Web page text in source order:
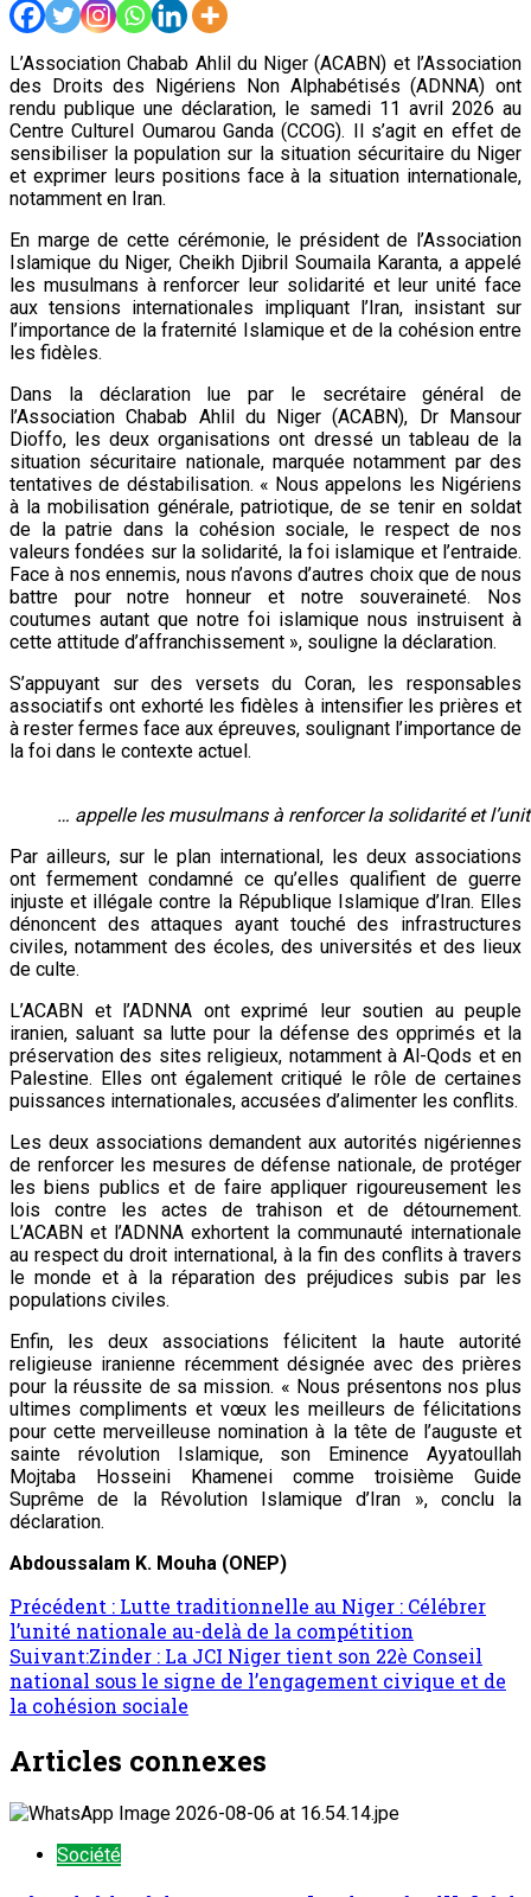
L’Association Chabab Ahlil du Niger (ACABN) et l’Association
des Droits des Nigériens Non Alphabétisés (ADNNA) ont
rendu publique une déclaration, le samedi 11 avril 2026 au
Centre Culturel Oumarou Ganda (CCOG). Il s’agit en effet de
sensibiliser la population sur la situation sécuritaire du Niger
et exprimer leurs positions face à la situation internationale,
notamment en Iran.
En marge de cette cérémonie, le président de l’Association
Islamique du Niger, Cheikh Djibril Soumaila Karanta, a appelé
les musulmans à renforcer leur solidarité et leur unité face
aux tensions internationales impliquant l’Iran, insistant sur
l’importance de la fraternité Islamique et de la cohésion entre
les fidèles.
Dans la déclaration lue par le secrétaire général de
l’Association Chabab Ahlil du Niger (ACABN), Dr Mansour
Dioffo, les deux organisations ont dressé un tableau de la
situation sécuritaire nationale, marquée notamment par des
tentatives de déstabilisation. « Nous appelons les Nigériens
à la mobilisation générale, patriotique, de se tenir en soldat
de la patrie dans la cohésion sociale, le respect de nos
valeurs fondées sur la solidarité, la foi islamique et l’entraide.
Face à nos ennemis, nous n’avons d’autres choix que de nous
battre pour notre honneur et notre souveraineté. Nos
coutumes autant que notre foi islamique nous instruisent à
cette attitude d’affranchissement », souligne la déclaration.
S’appuyant sur des versets du Coran, les responsables
associatifs ont exhorté les fidèles à intensifier les prières et
à rester fermes face aux épreuves, soulignant l’importance de
la foi dans le contexte actuel.
… appelle les musulmans à renforcer la solidarité et
Par ailleurs, sur le plan international, les deux associations
ont fermement condamné ce qu’elles qualifient de guerre
injuste et illégale contre la République Islamique d’Iran. Elles
dénoncent des attaques ayant touché des infrastructures
civiles, notamment des écoles, des universités et des lieux
de culte.
L’ACABN et l’ADNNA ont exprimé leur soutien au peuple
iranien, saluant sa lutte pour la défense des opprimés et la
préservation des sites religieux, notamment à Al-Qods et en
Palestine. Elles ont également critiqué le rôle de certaines
puissances internationales, accusées d’alimenter les conflits.
Les deux associations demandent aux autorités nigériennes
de renforcer les mesures de défense nationale, de protéger
les biens publics et de faire appliquer rigoureusement les
lois contre les actes de trahison et de détournement.
L’ACABN et l’ADNNA exhortent la communauté internationale
au respect du droit international, à la fin des conflits à travers
le monde et à la réparation des préjudices subis par les
populations civiles.
Enfin, les deux associations félicitent la haute autorité
religieuse iranienne récemment désignée avec des prières
pour la réussite de sa mission. « Nous présentons nos plus
ultimes compliments et vœux les meilleurs de félicitations
pour cette merveilleuse nomination à la tête de l’auguste et
sainte révolution Islamique, son Eminence Ayyatoullah
Mojtaba Hosseini Khamenei comme troisième Guide
Suprême de la Révolution Islamique d’Iran », conclu la
déclaration.
Abdoussalam K. Mouha (ONEP)
Précédent : Lutte traditionnelle au Niger : Célébrer
l’unité nationale au-delà de la compétition
Suivant:Zinder : La JCI Niger tient son 22è Conseil
national sous le signe de l’engagement civique et de
la cohésion sociale
Articles connexes
Société